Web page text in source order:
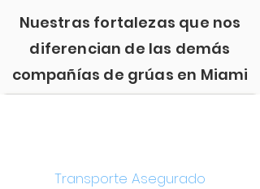
Nuestras fortalezas que nos
diferencian de las demás
compañías de grúas en Miami
Transporte Asegurado